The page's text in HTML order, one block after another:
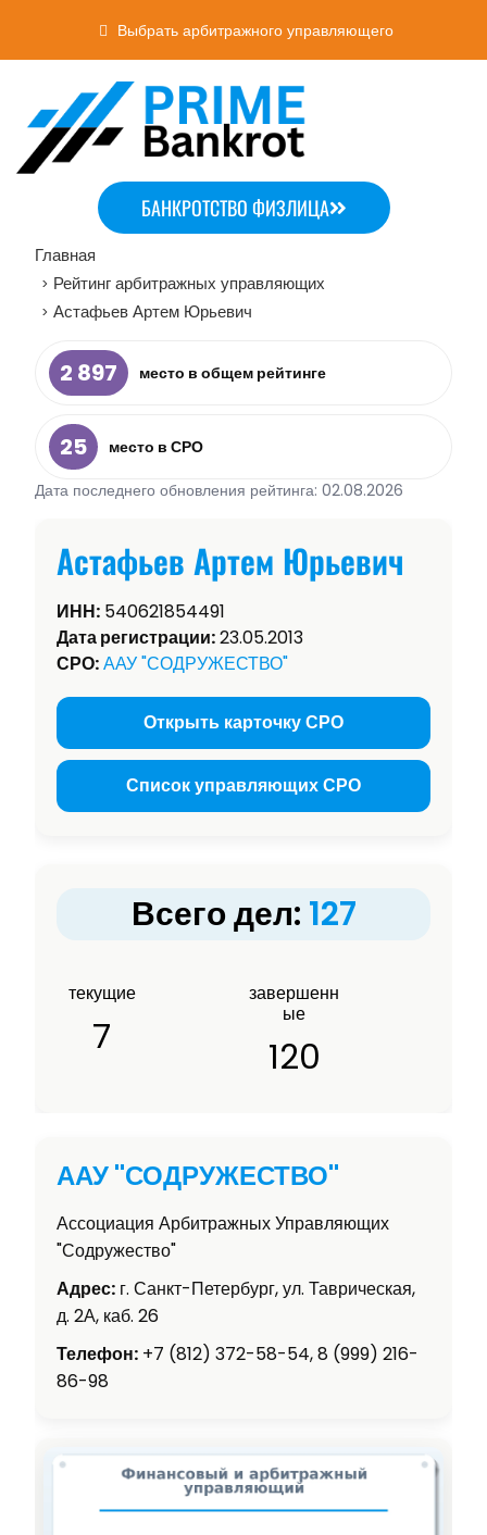
Выбрать арбитражного управляющего
БАНКРОТСТВО ФИЗЛИЦА
Главная
> Рейтинг арбитражных управляющих
> Астафьев Артем Юрьевич
2 897 место в общем рейтинге
25
место в СРО
Дата последнего обновления рейтинга: 02.08.2026
Астафьев Артем Юрьевич
ИНН: 540621854491
Дата регистрации:23.05.2013
СРО:ААУ "СОДРУЖЕСТВО"
Открыть карточку СРО
Список управляющих СРО
Всего дел: 127
текущие
7
завершенн
ые
120
ААУ "СОДРУЖЕСТВО"
Ассоциация Арбитражных Управляющих
"Содружество"
Адрес: г. Санкт-Петербург, ул. Таврическая,
д. 2А, каб. 26
Телефон: +7 (812) 372-58-54, 8 (999) 216-
86-98